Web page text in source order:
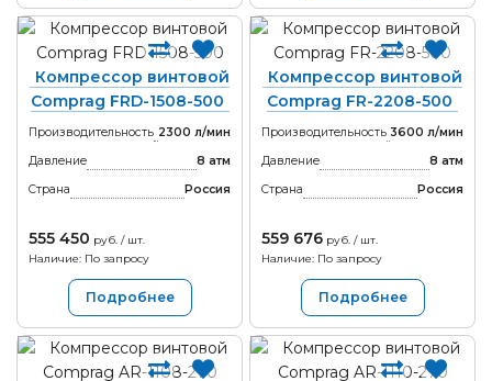
Компрессор винтовой
Comprag FRD-1508-500
Производительность 2300 л/мин
Давление
8 атм
Страна
Россия
555 450 руб. / шт.
Наличие: По запросу
Подробнее
Компрессор винтовой
Comprag FR-2208-500
Производительность 3600 л/мин
Давление
8 атм
Страна
Россия
559 676 руб. / шт.
Наличие: По запросу
Подробнее